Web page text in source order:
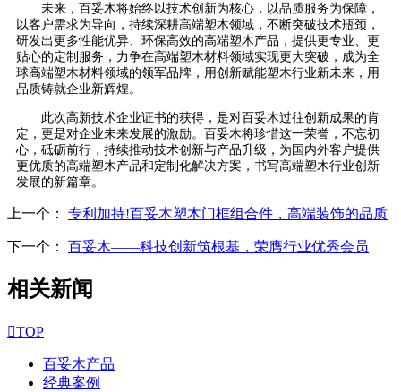
未来，百妥木将始终以技术创新为核心，以品质服务为保障，
以客户需求为导向，持续深耕高端塑木领域，不断突破技术瓶颈，
研发出更多性能优异、环保高效的高端塑木产品，提供更专业、更
贴心的定制服务，力争在高端塑木材料领域实现更大突破，成为全
球高端塑木材料领域的领军品牌，用创新赋能塑木行业新未来，用
品质铸就企业新辉煌。
此次高新技术企业证书的获得，是对百妥木过往创新成果的肯
定，更是对企业未来发展的激励。百妥木将珍惜这一荣誉，不忘初
心，砥砺前行，持续推动技术创新与产品升级，为国内外客户提供
更优质的高端塑木产品和定制化解决方案，书写高端塑木行业创新
发展的新篇章。
上一个： 专利加持!百妥木塑木门框组合件，高端装饰的品质
下一个： 百妥木——科技创新筑根基，荣膺行业优秀会员
相关新闻
TOP
百妥木产品
经典案例